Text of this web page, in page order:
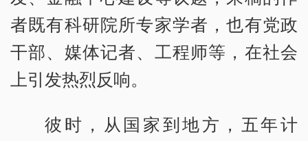
者既有科研院所专家学者，也有党政
干部、媒体记者、工程师等，在社会
上引发热烈反响。
彼时，从国家到地方，五年计